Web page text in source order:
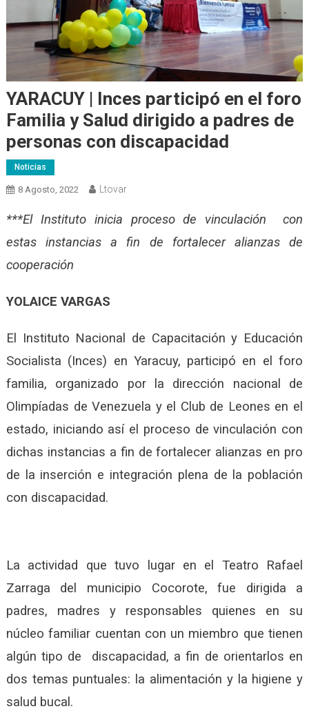
YARACUY | Inces participó en el foro
Familia y Salud dirigido a padres de
personas con discapacidad
Noticias
8 Agosto, 2022 Ltovar
***El Instituto inicia proceso de vinculación con
estas instancias a fin de fortalecer alianzas de
cooperación
YOLAICE VARGAS
El Instituto Nacional de Capacitación y Educación
Socialista (Inces) en Yaracuy, participó en el foro
familia, organizado por la dirección nacional de
Olimpíadas de Venezuela y el Club de Leones en el
estado, iniciando así el proceso de vinculación con
dichas instancias a fin de fortalecer alianzas en pro
de la inserción e integración plena de la población
con discapacidad.
La actividad que tuvo lugar en el Teatro Rafael
Zarraga del municipio Cocorote, fue dirigida a
padres, madres y responsables quienes en su
núcleo familiar cuentan con un miembro que tienen
algún tipo de discapacidad, a fin de orientarlos en
dos temas puntuales: la alimentación y la higiene y
salud bucal.